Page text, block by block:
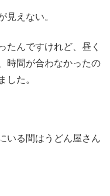
見えない。
たんですけれど、昼く
時間が合わなかったの
した。
いる間はうどん屋さん